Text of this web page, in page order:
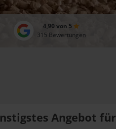
4,90 von 5
315 Bewertungen
Angebot für